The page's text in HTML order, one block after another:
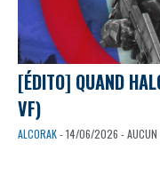
[ÉDITO] QUAND
VF)
ALCORAK- 14/06/2026 - AUCUN